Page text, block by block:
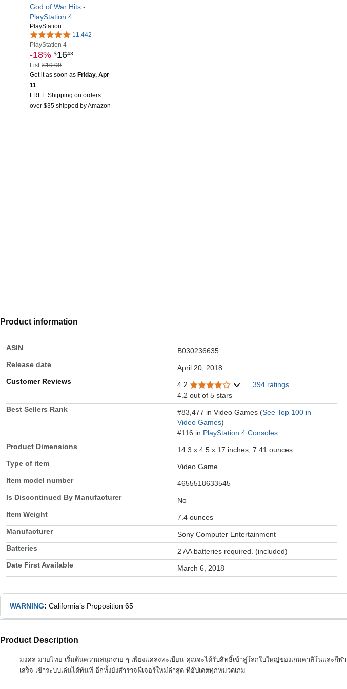
God of War Hits -
PlayStation 4
PlayStation
11,442
PlayStation 4
-18% $1643
List:$19.99
Get it as soon as Friday, Apr
11
FREE Shipping on orders
over $35 shipped by Amazon
Product information
ASIN
B030236635
Release date
April 20, 2018
Customer Reviews
4.2
394 ratings
4.2 out of 5 stars
Best Sellers Rank
#83,477 in Video Games (See Top 100 in
Video Games)
#116 in PlayStation 4 Consoles
Product Dimensions
14.3 x 4.5 x 17 inches; 7.41 ounces
Type of item
Video Game
Item model number
4655518633545
Is Discontinued By Manufacturer
No
Item Weight
7.4 ounces
Manufacturer
Sony Computer Entertainment
Batteries
2 AA batteries required. (included)
Date First Available
March 6, 2018
WARNING: California’s Proposition 65
Product Description
มงคล-มวยไทย เริ่มต้นความสนุกง่าย ๆ เพียงแค่ลงทะเบียน คุณจะได้รับสิทธิ์เข้าสู่โลกใบใหญ่ของเกมคาสิโนและกี
เสร็จ เข้าระบบเล่นได้ทันที อีกทั้งยังสำรวจฟีเจอร์ใหม่ล่าสุด ที่อัปเดตทุกหมวดเกม